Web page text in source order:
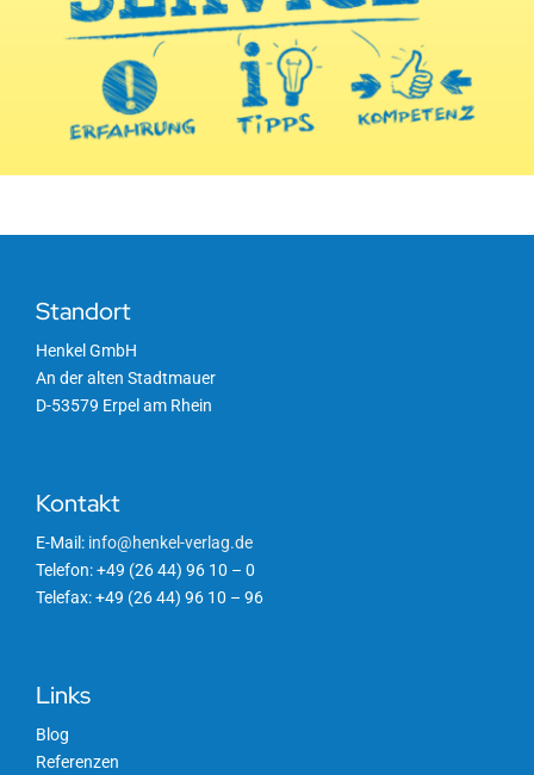
Standort
Henkel GmbH
An der alten Stadtmauer
D-53579 Erpel am Rhein
Kontakt
E-Mail: info@henkel-verlag.de
Telefon: +49 (26 44) 96 10 – 0
Telefax: +49 (26 44) 96 10 – 96
Links
Blog
Referenzen